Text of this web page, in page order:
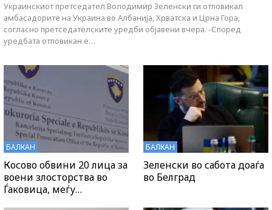
Украинскиот претседател Володимир Зеленски ги отповикал
амбасадорите на Украина во Албанија, Хрватска и Црна Гора,
согласно претседателските уредби објавени вчера. -Според
уредбата отповикан е…
БАЛКАН
Косово обвини 20 лица за
воени злосторства во
Ѓаковица, меѓу…
БАЛКАН
Зеленски во сабота доаѓа
во Белград